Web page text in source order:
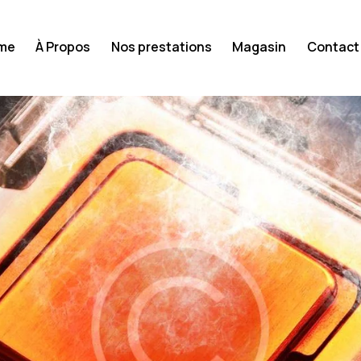
À Propos Nos prestations Magasin Contact